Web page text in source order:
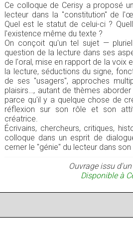
Ce colloque de Cerisy a proposé
lecteur dans la "constitution" de
Quel est le statut de celui-ci ?
l'existence même du texte ?
On conçoit qu'un tel sujet —
question de la lecture dans ses
de l'oral, mise en rapport de la voix
la lecture, séductions du signe,
de ses "usagers", approches
plaisirs…, autant de thèmes
parce qu'il y a quelque chose de
réflexion sur son rôle et son
créatrice.
Écrivains, chercheurs, critiques,
colloque dans un esprit de
cerner le "génie" du lecteur dans
Ouvrage issu
Disponible à